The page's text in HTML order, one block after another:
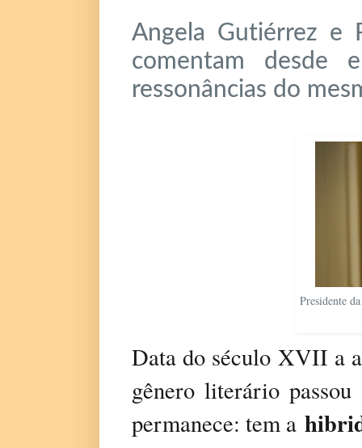
Angela Gutiérrez e
comentam desde
ressonâncias do
Presidente
Data do século XVII a
gênero literário
permanece: tem a